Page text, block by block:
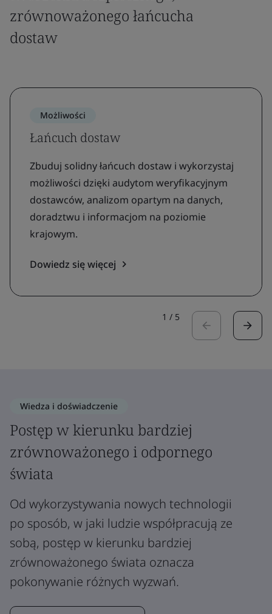
zrównoważonego łańcucha
dostaw
Możliwości
Łańcuch dostaw
Zbuduj solidny łańcuch dostaw i wykorzystaj
możliwości dzięki audytom weryfikacyjnym
dostawców, analizom opartym na danych,
doradztwu i informacjom na poziomie
krajowym.
Dowiedz się więcej
1 / 5
Wiedza i doświadczenie
Postęp w kierunku bardziej
zrównoważonego i odpornego
świata
Od wykorzystywania nowych technologii
po sposób, w jaki ludzie współpracują ze
sobą, postęp w kierunku bardziej
zrównoważonego świata oznacza
pokonywanie różnych wyzwań.